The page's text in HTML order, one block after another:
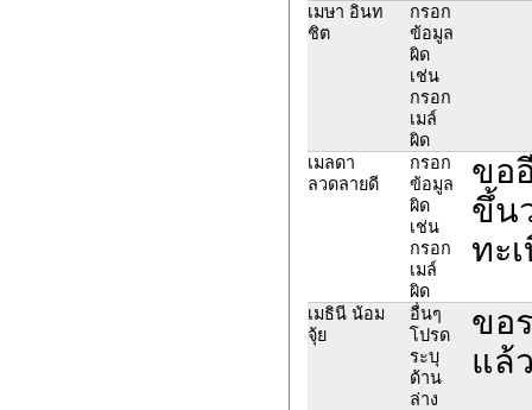
เมษา อินท
ชิต
กรอก
ข้อมูล
ผิด
เช่น
กรอก
เมล์
ผิด
เมลดา
ลวดลายดี
กรอก
ข้อมูล
ผิด
เช่น
กรอก
เมล์
ผิด
ขอ
ขึ้น
ทะ
เมธินี น้อม
จุ้ย
อื่นๆ
โปรด
ระบุ
ด้าน
ล่าง
ขอ
แล้